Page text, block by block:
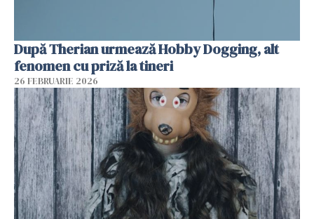
După Therian urmează Hobby Dogging, alt
fenomen cu priză la tineri
26 FEBRUARIE 2026